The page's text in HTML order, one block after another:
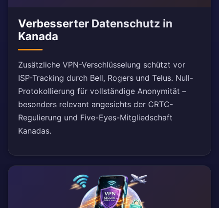
Verbesserter Datenschutz in
Kanada
Zusätzliche VPN-Verschlüsselung schützt vor
ISP-Tracking durch Bell, Rogers und Telus. Null-
Protokollierung für vollständige Anonymität –
besonders relevant angesichts der CRTC-
Regulierung und Five-Eyes-Mitgliedschaft
Kanadas.